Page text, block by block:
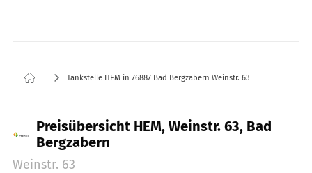
Tankstelle HEM in 76887 Bad Bergzabern Weinstr. 63
Preisübersicht HEM, Weinstr. 63, Bad
Bergzabern
Weinstr. 63